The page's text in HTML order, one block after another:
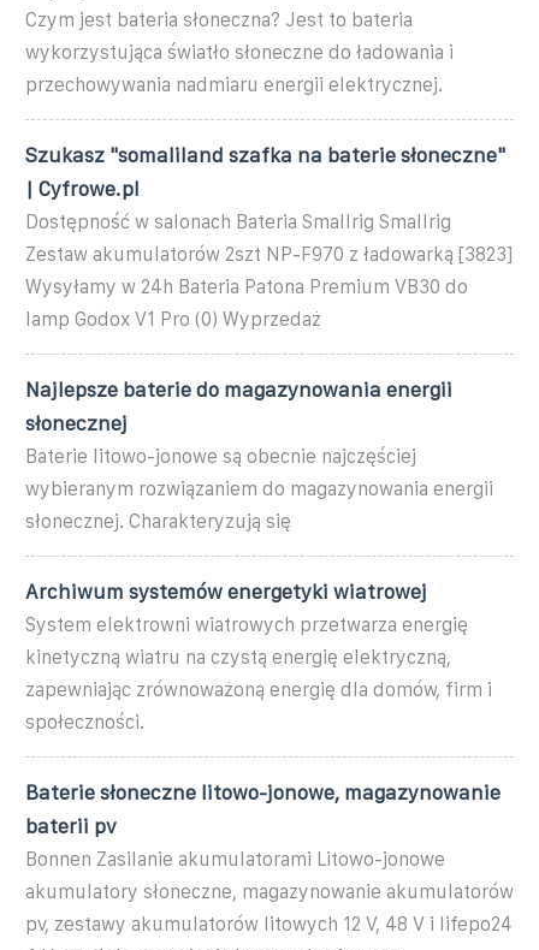
Czym jest bateria słoneczna? Jest to bateria
wykorzystująca światło słoneczne do ładowania i
przechowywania nadmiaru energii elektrycznej.
Szukasz "somaliland szafka na baterie słoneczne"
| Cyfrowe.pl
Dostępność w salonach Bateria Smallrig Smallrig
Zestaw akumulatorów 2szt NP-F970 z ładowarką [3823]
Wysyłamy w 24h Bateria Patona Premium VB30 do
lamp Godox V1 Pro (0) Wyprzedaż
Najlepsze baterie do magazynowania energii
słonecznej
Baterie litowo-jonowe są obecnie najczęściej
wybieranym rozwiązaniem do magazynowania energii
słonecznej. Charakteryzują się
Archiwum systemów energetyki wiatrowej
System elektrowni wiatrowych przetwarza energię
kinetyczną wiatru na czystą energię elektryczną,
zapewniając zrównoważoną energię dla domów, firm i
społeczności.
Baterie słoneczne litowo-jonowe, magazynowanie
baterii pv
Bonnen Zasilanie akumulatorami Litowo-jonowe
akumulatory słoneczne, magazynowanie akumulatorów
pv, zestawy akumulatorów litowych 12 V, 48 V i lifepo24